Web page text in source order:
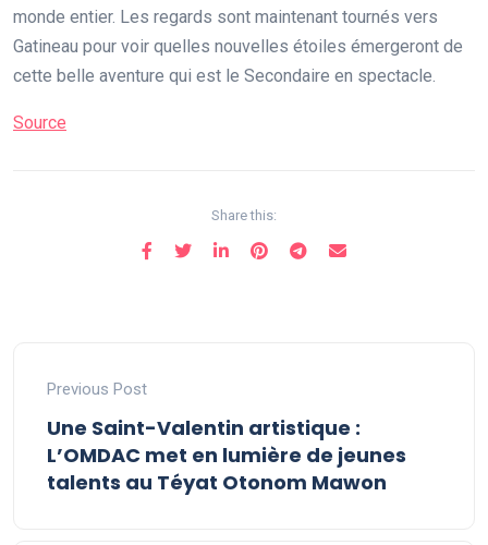
monde entier. Les regards sont maintenant tournés vers
Gatineau pour voir quelles nouvelles étoiles émergeront de
cette belle aventure qui est le Secondaire en spectacle.
Source
Share this:
Previous Post
Une Saint-Valentin artistique :
L’OMDAC met en lumière de jeunes
talents au Téyat Otonom Mawon